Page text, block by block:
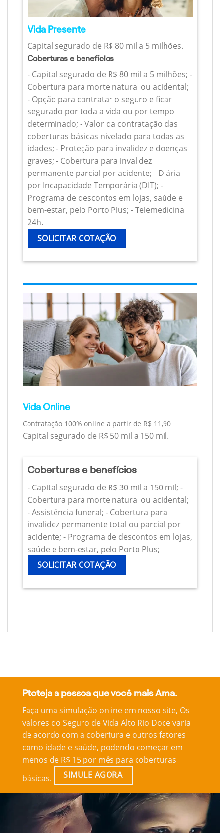
Vida Presente
Capital segurado de R$ 80 mil a 5 milhões.
Coberturas e benefícios
- Capital segurado de R$ 80 mil a 5 milhões; -
Cobertura para morte natural ou acidental;
- Opção para contratar o seguro e ficar
segurado por toda a vida ou por tempo
determinado; - Valor da contratação das
coberturas básicas nivelado para todas as
idades; - Proteção para invalidez e doenças
graves; - Cobertura para invalidez
permanente parcial por acidente; - Diária
por Incapacidade Temporária (DIT); -
Programa de descontos em lojas, saúde e
bem-estar, pelo Porto Plus; - Telemedicina
24h.
SOLICITAR COTAÇÃO
Vida Online
Contratação 100% online a partir de R$ 11,90
Capital segurado de R$ 50 mil a 150 mil.
Coberturas e benefícios
- Capital segurado de R$ 30 mil a 150 mil; -
Cobertura para morte natural ou acidental;
- Assistência funeral; - Cobertura para
invalidez permanente total ou parcial por
acidente; - Programa de descontos em lojas,
saúde e bem-estar, pelo Porto Plus;
SOLICITAR COTAÇÃO
Ptoteja a pessoa que você mais Ama.
Faça uma simulação online em nosso site, Os
valores do Seguro de Vida Alto Rio Doce varia
de acordo com a cobertura e outros fatores
como idade e saúde, podendo começar em
menos de R$ 15 por mês para coberturas
básicas.
SIMULE AGORA